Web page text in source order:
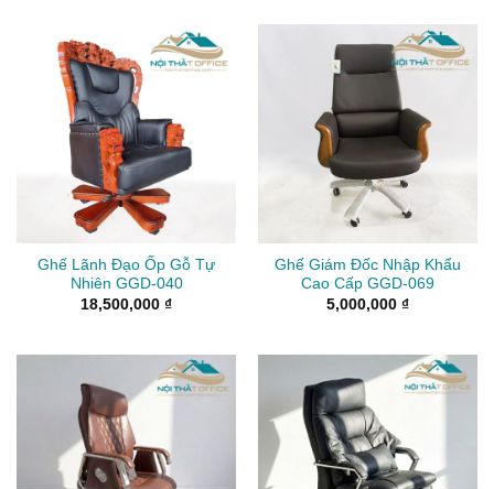
Ghế Lãnh Đạo Ốp Gỗ Tự
Nhiên GGD-040
18,500,000 ₫
Ghế Giám Đốc Nhập Khẩu
Cao Cấp GGD-069
5,000,000 ₫